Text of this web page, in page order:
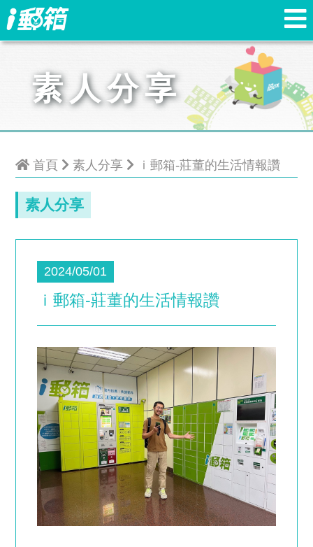
素人分享
首頁 素人分享 ｉ郵箱-莊董的生活情報讚
素人分享
2024 05/01
ｉ郵箱-莊董的生活情報讚